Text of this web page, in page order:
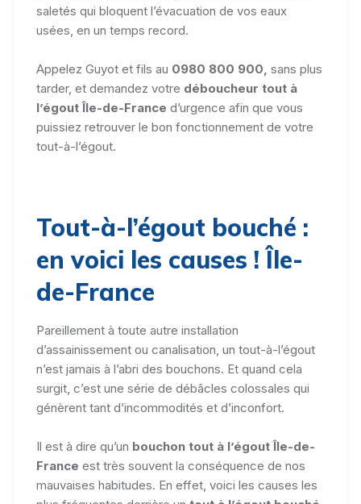
saletés qui bloquent l’évacuation de vos eaux
usées, en un temps record.
Appelez Guyot et fils au 0980 800 900, sans plus
tarder, et demandez votre déboucheur tout à
l’égout Île-de-France d’urgence afin que vous
puissiez retrouver le bon fonctionnement de votre
tout-à-l’égout.
Tout-à-l’égout bouché :
en voici les causes ! Île-
de-France
Pareillement à toute autre installation
d’assainissement ou canalisation, un tout-à-l’égout
n’est jamais à l’abri des bouchons. Et quand cela
surgit, c’est une série de débâcles colossales qui
génèrent tant d’incommodités et d’inconfort.
Il est à dire qu’un bouchon tout à l’égout Île-de-
France est très souvent la conséquence de nos
mauvaises habitudes. En effet, voici les causes les